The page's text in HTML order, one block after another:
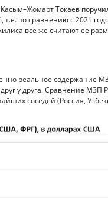
Токаев
по сравнению с 2021
все же считают ее
реальное содержание
у друга. Сравнение
соседей (Россия,